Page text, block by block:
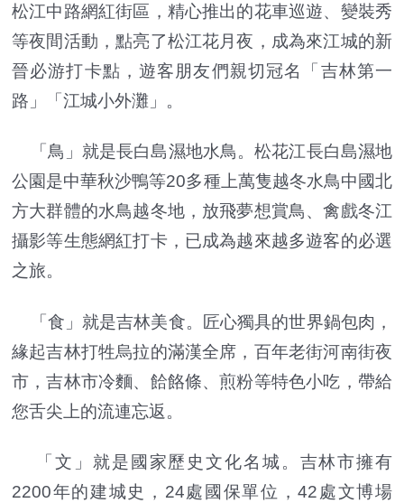
松江中路網紅街區，精心推出的花車巡遊、變裝秀
等夜間活動，點亮了松江花月夜，成為來江城的新
晉必游打卡點，遊客朋友們親切冠名「吉林第一
路」「江城小外灘」。
「鳥」就是長白島濕地水鳥。松花江長白島濕地
公園是中華秋沙鴨等20多種上萬隻越冬水鳥中國北
方大群體的水鳥越冬地，放飛夢想賞鳥、禽戲冬江
攝影等生態網紅打卡，已成為越來越多遊客的必選
之旅。
「食」就是吉林美食。匠心獨具的世界鍋包肉，
緣起吉林打牲烏拉的滿漢全席，百年老街河南街夜
市，吉林市冷麵、餄餎條、煎粉等特色小吃，帶給
您舌尖上的流連忘返。
「文」就是國家歷史文化名城。吉林市擁有
2200年的建城史，24處國保單位，42處文博場